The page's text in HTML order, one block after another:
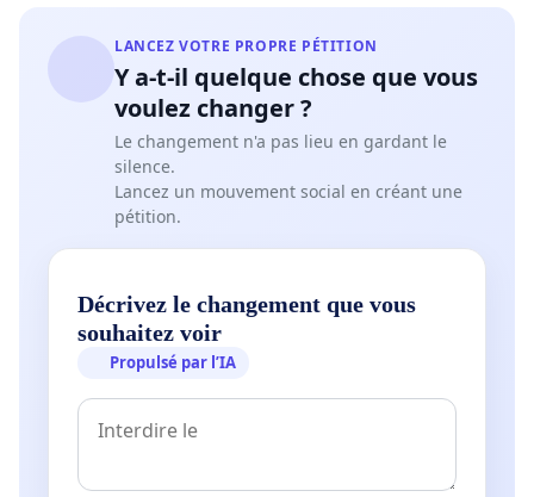
LANCEZ VOTRE PROPRE PÉTITION
Y a-t-il quelque chose que vous
voulez changer ?
Le changement n'a pas lieu en gardant le
silence.
Lancez un mouvement social en créant une
pétition.
Décrivez le changement que vous
souhaitez voir
Propulsé par l’IA